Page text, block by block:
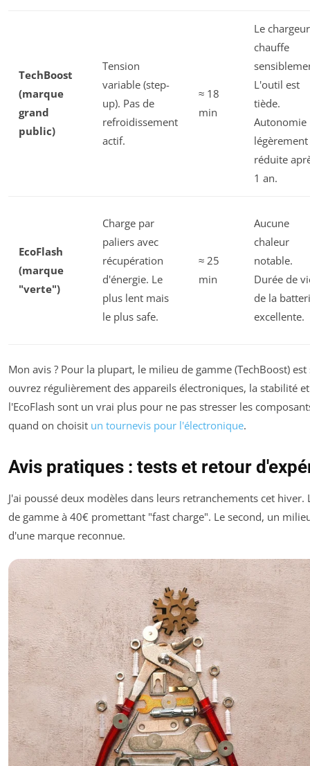
TechBoost
(marque
grand
public)
Tension
variable (step-
up). Pas de
refroidissement
actif.
≈ 18
min
Le chargeur
chauffe
L'outil est
tiède.
Autonomie
légèrement
réduite
1 an.
EcoFlash
(marque
"verte")
Charge par
paliers avec
récupération
d'énergie. Le
plus lent mais
le plus safe.
≈ 25
min
Aucune
chaleur
notable.
Durée de
de la
excellente.
Mon avis ? Pour la plupart, le milieu de gamme (TechBoost)
ouvrez régulièrement des appareils électroniques, la stabilité
l'EcoFlash sont un vrai plus pour ne pas stresser les
quand on choisit un tournevis pour l'électronique.
Avis pratiques : tests et retour
J'ai poussé deux modèles dans leurs retranchements cet
de gamme à 40€ promettant "fast charge". Le second, un
d'une marque reconnue.